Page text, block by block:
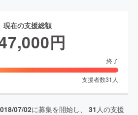
現在の支援総額
円
終了
支援者数31 人
07/02に募集を開始し、 31 人の支援